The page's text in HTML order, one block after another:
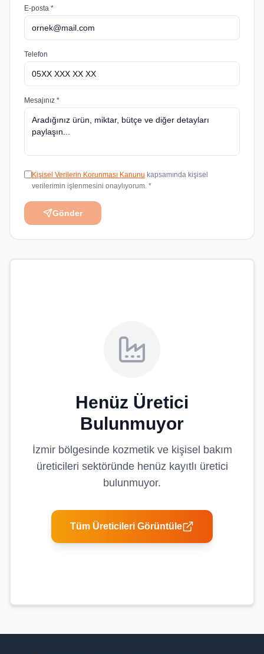
E-posta *
Telefon
Mesajınız *
Kişisel Verilerin Korunması Kanunu kapsamında kişisel
verilerimin işlenmesini onaylıyorum. *
Gönder
Henüz Üretici
Bulunmuyor
İzmirbölgesinde kozmetik ve kişisel bakım
üreticileri sektöründe henüz kayıtlı üretici
bulunmuyor.
Tüm Üreticileri Görüntüle